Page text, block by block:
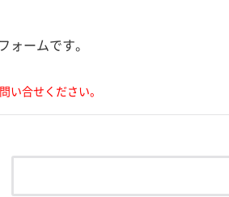
ームです。
合せください。